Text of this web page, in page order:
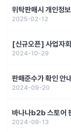
위탁판매시 개인정
2025-02-12
[신규오픈] 사업자
2024-10-29
판매준수가 확인 안내
2024-09-20
바나나b2b 스토어
2024-09-13